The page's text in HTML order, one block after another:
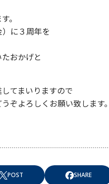
。
に３周年を
おかげと
てまいりますので
ぞよろしくお願い致します。
POST SHARE